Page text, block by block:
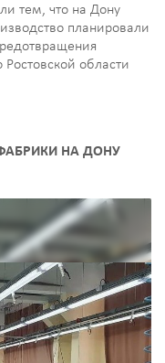
тем, что на Дону
планировали
области
НА ДОНУ